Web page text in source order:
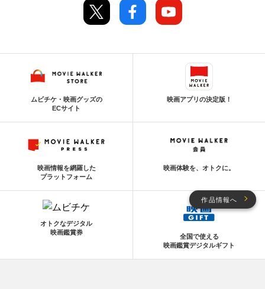
作品情報へ
ムビチケ・映画グッズの
ECサイト
映画アプリの決定版！
映画情報を網羅した
プラットフォーム
映画体験を、オトクに。
オトクなデジタル
映画鑑賞券
全国で使える
映画鑑賞デジタルギフト